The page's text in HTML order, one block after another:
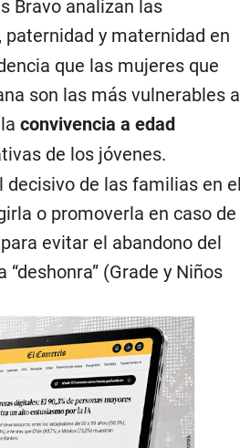
Bravo analizan las
, paternidad y maternidad en
que las mujeres que
son las más vulnerables a
convivencia a edad
de los jóvenes.
de las familias en el
o promoverla en caso de
evitar el abandono del
(Grade y Niños